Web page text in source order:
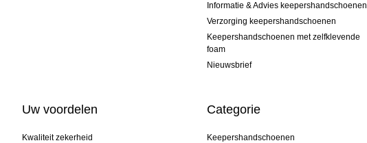
Informatie & Advies keepershandschoenen
Verzorging keepershandschoenen
Keepershandschoenen met zelfklevende
foam
Nieuwsbrief
Uw voordelen
Kwaliteit zekerheid
Categorie
Keepershandschoenen